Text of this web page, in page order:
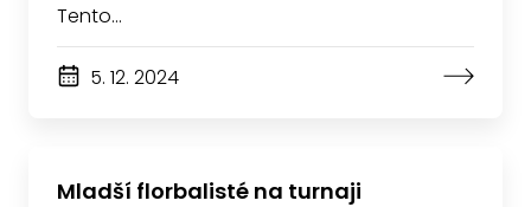
Tento…
5. 12. 2024
Mladší florbalisté na turnaji